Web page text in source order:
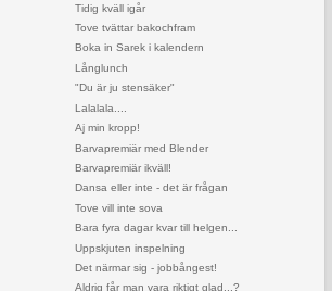
Tidig kväll igår
Tove tvättar bakochfram
Boka in Sarek i kalendern
Långlunch
"Du är ju stensäker"
Lalalala....
Aj min kropp!
Barvapremiär med Blender
Barvapremiär ikväll!
Dansa eller inte - det är frågan
Tove vill inte sova
Bara fyra dagar kvar till helgen...
Uppskjuten inspelning
Det närmar sig - jobbångest!
Aldrig får man vara riktigt glad...?